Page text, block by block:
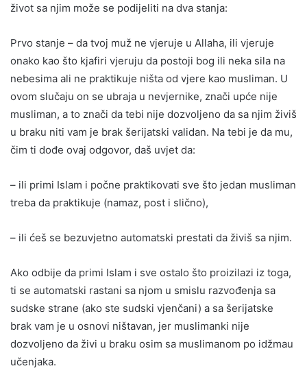
život sa njim može se podijeliti na dva stanja:
Prvo stanje – da tvoj muž ne vjeruje u Allaha, ili vjeruje
onako kao što kjafiri vjeruju da postoji bog ili neka sila na
nebesima ali ne praktikuje ništa od vjere kao musliman. U
ovom slučaju on se ubraja u nevjernike, znači upće nije
musliman, a to znači da tebi nije dozvoljeno da sa njim živiš
u braku niti vam je brak šerijatski validan. Na tebi je da mu,
čim ti dođe ovaj odgovor, daš uvjet da:
– ili primi Islam i počne praktikovati sve što jedan musliman
treba da praktikuje (namaz, post i slično),
– ili ćeš se bezuvjetno automatski prestati da živiš sa njim.
Ako odbije da primi Islam i sve ostalo što proizilazi iz toga,
ti se automatski rastani sa njom u smislu razvođenja sa
sudske strane (ako ste sudski vjenčani) a sa šerijatske
brak vam je u osnovi ništavan, jer muslimanki nije
dozvoljeno da živi u braku osim sa muslimanom po idžmau
učenjaka.